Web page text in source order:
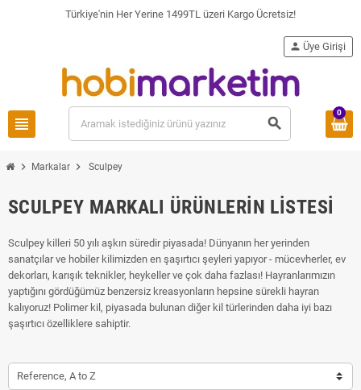
Türkiye'nin Her Yerine 1499TL üzeri Kargo Ücretsiz!
view_headline search
person Üye Girişi
0
chevron_right Markalar chevron_right Sculpey
SCULPEY MARKALI ÜRÜNLERIN LISTESI
Sculpey killeri 50 yılı aşkın süredir piyasada! Dünyanın her yerinden
sanatçılar ve hobiler kilimizden en şaşırtıcı şeyleri yapıyor - mücevherler, ev
dekorları, karışık teknikler, heykeller ve çok daha fazlası! Hayranlarımızın
yaptığını gördüğümüz benzersiz kreasyonların hepsine sürekli hayran
kalıyoruz! Polimer kil, piyasada bulunan diğer kil türlerinden daha iyi bazı
şaşırtıcı özelliklere sahiptir.
Reference, A to Z